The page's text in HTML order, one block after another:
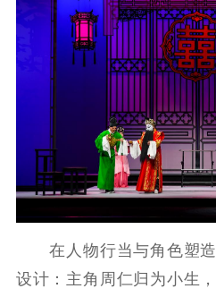
文化
紫金人才
数据
公共
新时代公民素养
提升资源库
新闻
政务
科研创新
智库
在人物行当与角色塑造
设计：主角周仁归为小生